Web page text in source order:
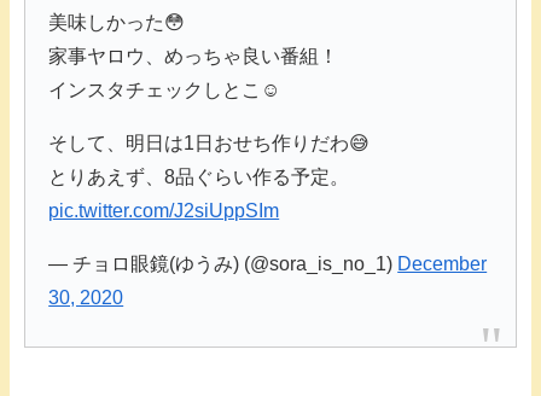
美味しかった😳
家事ヤロウ、めっちゃ良い番組！
インスタチェックしとこ☺️
そして、明日は1日おせち作りだわ😅
とりあえず、8品ぐらい作る予定。
pic.twitter.com/J2siUppSIm
— チョロ眼鏡(ゆうみ) (@sora_is_no_1) December
30, 2020